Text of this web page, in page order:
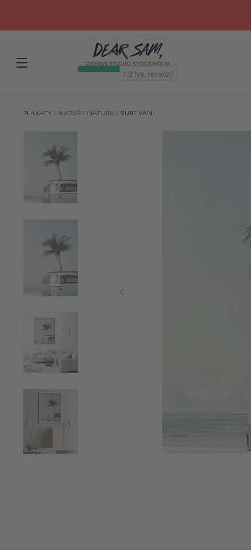
PLAKATY / NATUR / NATURA / SURF VAN